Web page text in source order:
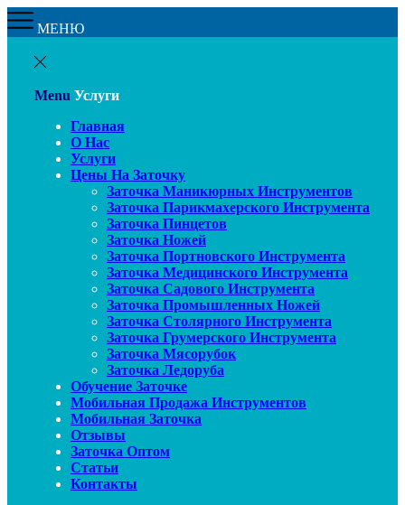
МЕНЮ
Menu Услуги
Главная
О Нас
Услуги
Цены На Заточку
Заточка Маникюрных Инструментов
Заточка Парикмахерского Инструмента
Заточка Пинцетов
Заточка Ножей
Заточка Портновского Инструмента
Заточка Медицинского Инструмента
Заточка Садового Инструмента
Заточка Промышленных Ножей
Заточка Столярного Инструмента
Заточка Грумерского Инструмента
Заточка Мясорубок
Заточка Ледоруба
Обучение Заточке
Мобильная Продажа Инструментов
Мобильная Заточка
Отзывы
Заточка Оптом
Статьи
Контакты